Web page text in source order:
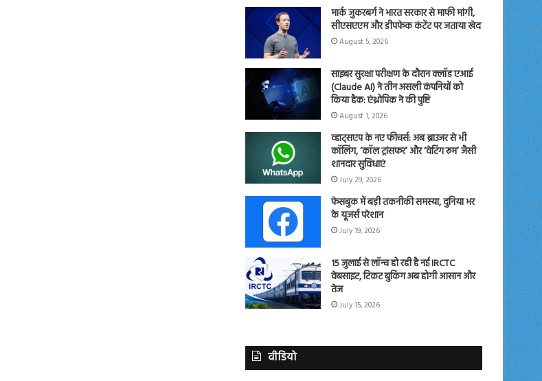
मार्क जुकरबर्ग ने भारत सरकार से माफी मांगी,
सीएसएएम और डीपफेक कंटेंट पर जताया खेद
August 5, 2026
साइबर सुरक्षा परीक्षण के दौरान क्लॉड एआई
(Claude AI) ने तीन असली कंपनियों को
किया हैक: एंथ्रोपिक ने की पुष्टि
August 1, 2026
व्हाट्सएप के नए फीचर्स: अब ब्राउजर से भी
कॉलिंग, ‘कॉल ट्रांसफर’ और ‘वेटिंग रूम’ जैसी
शानदार सुविधाएं
July 29, 2026
फेसबुक में बड़ी तकनीकी समस्या, दुनिया भर
के यूजर्स परेशान
July 19, 2026
15 जुलाई से लॉन्च हो रही है नई IRCTC
वेबसाइट, टिकट बुकिंग अब होगी आसान और
तेज
July 15, 2026
वीडियो